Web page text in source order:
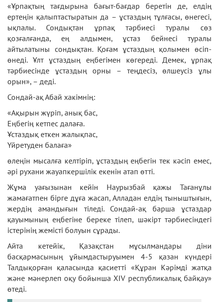
«Ұрпақтың тағдырына бағыт-бағдар беретін де, елдің
ертеңін қалыптастыратын да – ұстаздың тұлғасы, өнегесі,
ықпалы. Сондықтан ұрпақ тәрбиесі туралы сөз
қозғалғанда, ең алдымен, ұстаз бейнесі туралы
айтылатыны сондықтан. Қоғам ұстаздың қолымен өсіп-
өнеді. Ұлт ұстаздың еңбегімен көгереді. Демек, ұрпақ
тәрбиесінде ұстаздың орны – теңдесіз, өлшеусіз ұлы
орын», – деді.
Сондай-ақ Абай хакімнің:
«Ақырын жүріп, анық бас,
Еңбегің кетпес далаға.
Ұстаздық еткен жалықпас,
Үйретуден балаға»
өлеңін мысалға келтіріп, ұстаздың еңбегін тек кәсіп емес,
әрі рухани жауапкершілік екенін атап өтті.
Жұма уағызынан кейін Наурызбай қажы Тағанұлы
жамағатпен бірге дұға жасап, Алладан елдің тыныштығын,
жердің амандығын тіледі. Сондай-ақ барша ұстаздар
қауымының еңбегіне береке тілеп, шәкірт тәрбиесіндегі
істерінің жемісті болуын сұрады.
Айта кетейік, Қазақстан мұсылмандары діни
басқармасының ұйымдастыруымен 4-5 қазан күндері
Талдықорған қаласында қасиетті «Құран Кәрімді жатқа
және мәнерлеп оқу бойынша XIV республикалық байқау»
өтеді.